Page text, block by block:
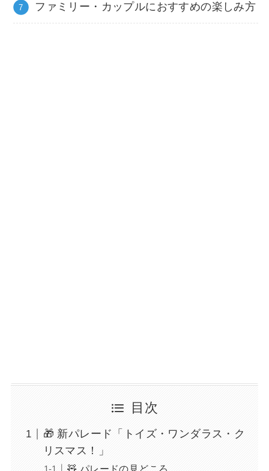
ファミリー・カップルにおすすめの楽しみ方
目次
🎁 新パレード「トイズ・ワンダラス・ク
リスマス！」
🧸 パレードの見どころ